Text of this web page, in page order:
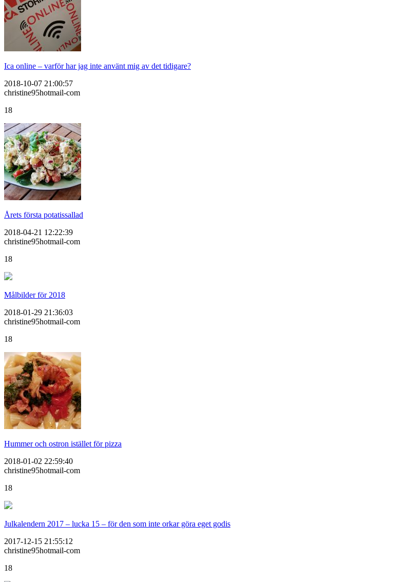
Ica online – varför har jag inte använt mig av det tidigare?
2018-10-07 21:00:57
christine95hotmail-com
18
Årets första potatissallad
2018-04-21 12:22:39
christine95hotmail-com
18
Målbilder för 2018
2018-01-29 21:36:03
christine95hotmail-com
18
Hummer och ostron istället för pizza
2018-01-02 22:59:40
christine95hotmail-com
18
Julkalendern 2017 – lucka 15 – för den som inte orkar göra eget godis
2017-12-15 21:55:12
christine95hotmail-com
18